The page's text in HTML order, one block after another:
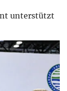
unterstützt